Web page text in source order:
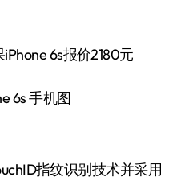
6s 手机图
指纹识别技术并采用